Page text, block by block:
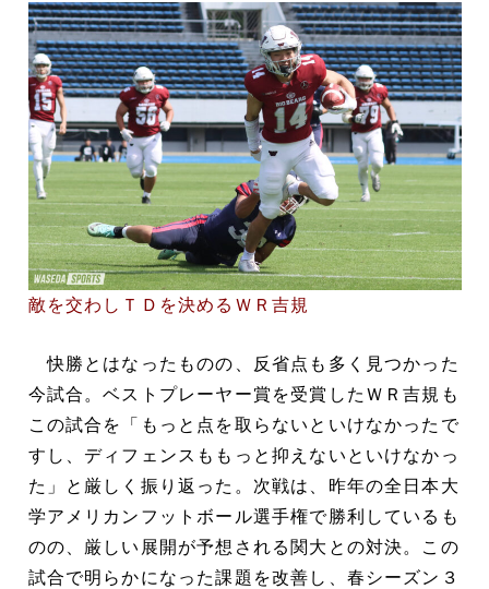
敵を交わしＴＤを決めるＷＲ吉規
快勝とはなったものの、反省点も多く見つかった
今試合。ベストプレーヤー賞を受賞したＷＲ吉規も
この試合を「もっと点を取らないといけなかったで
すし、ディフェンスももっと抑えないといけなかっ
た」と厳しく振り返った。次戦は、昨年の全日本大
学アメリカンフットボール選手権で勝利しているも
のの、厳しい展開が予想される関大との対決。この
試合で明らかになった課題を改善し、春シーズン３